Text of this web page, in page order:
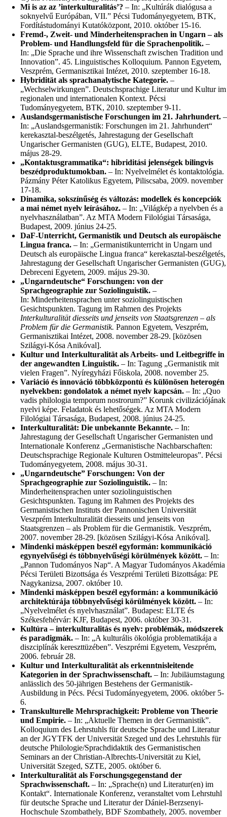
Mi is az az ’interkulturalitás’? – In: „Kultúrák dialógusa a
soknyelvű Európában, VII.” Pécsi Tudományegyetem, BTK,
Fordítástudományi Kutatóközpont, 2010. október 15-16.
Fremd-, Zweit- und Minderheitensprachen in Ungarn – als
Problem- und Handlungsfeld für die Sprachenpolitik. –
In: „Die Sprache und ihre Wissenschaft zwischen Tradition und
Innovation”. 45. Linguistisches Kolloquium. Pannon Egyetem,
Veszprém, Germanisztikai Intézet, 2010. szeptember 16-18.
Hybridität als sprachanalytische Kategorie. –
„Wechselwirkungen”. Deutschsprachige Literatur und Kultur im
regionalen und internationalen Kontext. Pécsi
Tudományegyetem, BTK, 2010. szeptember 9-11.
Auslandsgermanistische Forschungen im 21. Jahrhundert. –
In: „Auslandsgermanistik: Forschungen im 21. Jahrhundert“
kerekasztal-beszélgetés, Jahrestagung der Gesellschaft
Ungarischer Germanisten (GUG), ELTE, Budapest, 2010.
május 28-29.
„Kontaktusgrammatika“: hibriditási jelenségek bilingvis
beszédproduktumokban. – In: Nyelvelmélet és kontaktológia.
Pázmány Péter Katolikus Egyetem, Piliscsaba, 2009. november
17-18.
Dinamika, sokszínűség és változás: modellek és koncepciók
a mai német nyelv leírásához. – In: „Világkép a nyelvben és a
nyelvhasználatban”. Az MTA Modern Filológiai Társasága,
Budapest, 2009. június 24-25.
DaF-Unterricht, Germanistik und Deutsch als europäische
Lingua franca. – In: „Germanistikunterricht in Ungarn und
Deutsch als europäische Lingua franca“ kerekasztal-beszélgetés,
Jahrestagung der Gesellschaft Ungarischer Germanisten (GUG),
Debreceni Egyetem, 2009. május 29-30.
„Ungarndeutsche“ Forschungen: von der
Sprachgeographie zur Soziolinguistik. –
In: Minderheitensprachen unter soziolinguistischen
Gesichtspunkten. Tagung im Rahmen des Projekts
Interkulturalität diesseits und jenseits von Staatsgrenzen – als
Problem für die Germanistik. Pannon Egyetem, Veszprém,
Germanisztikai Intézet, 2008. november 28-29. [közösen
Szilágyi-Kósa Anikóval].
Kultur und Interkulturalität als Arbeits- und Leitbegriffe in
der angewandten Linguistik. – In: Tagung „Germanistik mit
vielen Fragen”. Nyíregyházi Főiskola, 2008. november 25.
Variáció és innováció többközpontú és különösen heterogén
nyelvekben: gondolatok a német nyelv kapcsán. – In: „Quo
vadis philologia temporum nostrorum?” Korunk civilizációjának
nyelvi képe. Feladatok és lehetőségek. Az MTA Modern
Filológiai Társasága, Budapest, 2008. június 24-25.
Interkulturalität: Die unbekannte Bekannte. – In:
Jahrestagung der Gesellschaft Ungarischer Germanisten und
Internationale Konferenz „Germanistische Nachbarschaften:
Deutschsprachige Regionale Kulturen Ostmitteleuropas”. Pécsi
Tudományegyetem, 2008. május 30-31.
„Ungarndeutsche” Forschungen: Von der
Sprachgeographie zur Soziolinguistik. – In:
Minderheitensprachen unter soziolinguistischen
Gesichtspunkten. Tagung im Rahmen des Projekts des
Germanistischen Instituts der Pannonischen Universität
Veszprém Interkulturalität diesseits und jenseits von
Staatsgrenzen – als Problem für die Germanistik. Veszprém,
2007. november 28-29. [közösen Szilágyi-Kósa Anikóval].
Mindenki másképpen beszél egyformán: kommunikáció
egynyelvűségi és többnyelvűségi körülmények között. – In:
„Pannon Tudományos Nap“. A Magyar Tudományos Akadémia
Pécsi Területi Bizottsága és Veszprémi Területi Bizottsága: PE
Nagykanizsa, 2007. október 10.
Mindenki másképpen beszél egyformán: a kommunikáció
architektúrája többnyelvűségi körülmények között. – In:
„Nyelvelmélet és nyelvhasználat”. Budapest: ELTE és
Székesfehérvár: KJF, Budapest, 2006. október 30-31.
Kultúra – interkulturalitás és nyelv: problémák, módszerek
és paradigmák. – In: „A kulturális ökológia problematikája a
diszciplínák kereszttüzében”. Veszprémi Egyetem, Veszprém,
2006. február 28.
Kultur und Interkulturalität als erkenntnisleitende
Kategorien in der Sprachwissenschaft. – In: Jubiläumstagung
anlässlich des 50-jährigen Bestehens der Germanistik-
Ausbildung in Pécs. Pécsi Tudományegyetem, 2006. október 5-
6.
Transkulturelle Mehrsprachigkeit: Probleme von Theorie
und Empirie. – In: „Aktuelle Themen in der Germanistik”.
Kolloquium des Lehrstuhls für deutsche Sprache und Literatur
an der JGYTFK der Universität Szeged und des Lehrstuhls für
deutsche Philologie/Sprachdidaktik des Germanistischen
Seminars an der Christian-Albrechts-Universität zu Kiel,
Universität Szeged, SZTE, 2005. október 6.
Interkulturalität als Forschungsgegenstand der
Sprachwissenschaft. – In: „Sprache(n) und Literatur(en) im
Kontakt“. Internationale Konferenz, veranstaltet vom Lehrstuhl
für deutsche Sprache und Literatur der Dániel-Berzsenyi-
Hochschule Szombathely, BDF Szombathely, 2005. november